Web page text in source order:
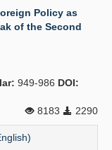
Policy as
of the Second
949-986 DOI:
8183
2290